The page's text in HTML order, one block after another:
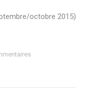
octobre 2015)